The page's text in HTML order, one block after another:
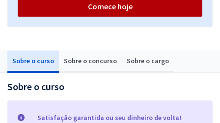
Sobre o curso Sobre o concurso Sobre o cargo
Sobre o curso
Satisfação garantida ou seu dinheiro de volta!
Comece hoje